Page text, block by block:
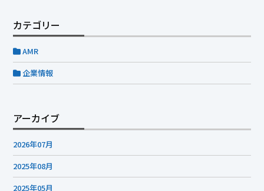
カテゴリー
AMR
企業情報
アーカイブ
2026年07月
2025年08月
2025年05月